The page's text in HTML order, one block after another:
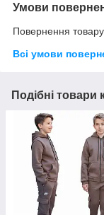
Умови
Повернення
Всі умови
Подібні товари